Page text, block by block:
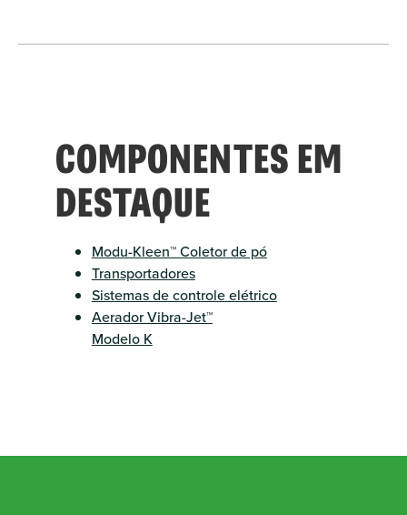
COMPONENTES EM
DESTAQUE
Modu-Kleen™ Coletor de pó
Transportadores
Sistemas de controle elétrico
Aerador Vibra-Jet™
Modelo K